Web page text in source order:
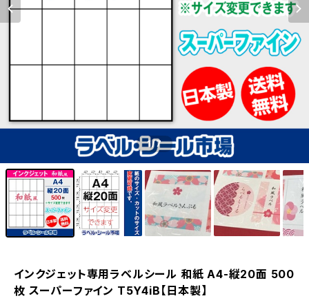
1/7
インクジェット専用ラベルシール 和紙 A4-縦20面 500
枚 スーパーファイン T5Y4iB【日本製】